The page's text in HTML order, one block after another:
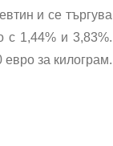
и се търгува
с 1,44% и 3,83%.
за килограм.